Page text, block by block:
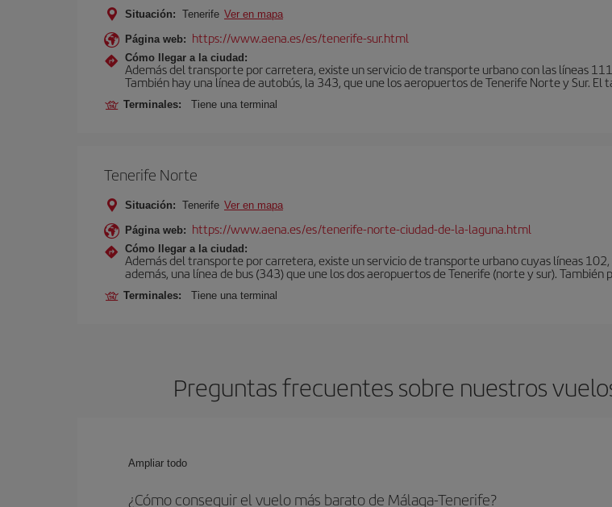
Situación: Tenerife Ver en mapa
Página web: https://www.aena.es/es/tenerife-sur.html
Cómo llegar a la ciudad:
Además del transporte por carretera, existe un servicio de transporte urbano con las líneas
También hay una línea de autobús, la 343, que une los aeropuertos de Tenerife Norte y Sur. El
Terminales: Tiene una terminal
Tenerife Norte
Situación: Tenerife Ver en mapa
Página web: https://www.aena.es/es/tenerife-norte-ciudad-de-la-laguna.html
Cómo llegar a la ciudad:
Además del transporte por carretera, existe un servicio de transporte urbano cuyas líneas
además, una línea de bus (343) que une los dos aeropuertos de Tenerife (norte y sur).
Terminales: Tiene una terminal
Preguntas frecuentes sobre nuestros
Ampliar todo
¿Cómo conseguir el vuelo más barato de Málaga-Tenerife?